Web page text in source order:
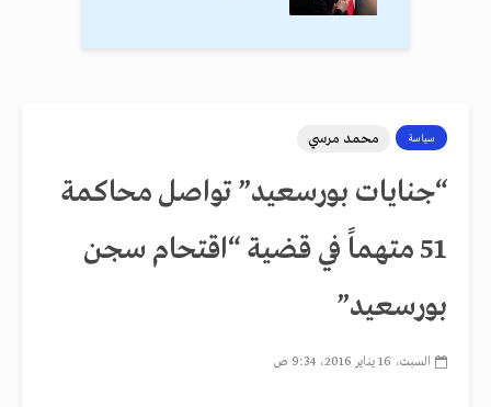
سياسة محمد مرسي
“جنايات بورسعيد” تواصل محاكمة
51 متهماً في قضية “اقتحام سجن
بورسعيد”
السبت، 16 يناير 2016، 9:34 ص